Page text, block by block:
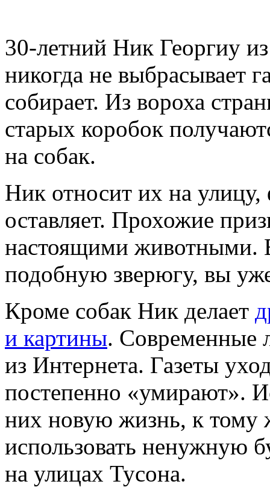
30-летний Ник Георгиу
никогда не выбрасывает
собирает. Из вороха
старых коробок
на собак.
Ник относит их на
оставляет. Прохожие
настоящими животными.
подобную зверюгу, вы
Кроме собак Ник делает
и картины. Современные
из Интернета. Газеты
постепенно «умирают».
них новую жизнь, к тому
использовать ненужную
на улицах Тусона.